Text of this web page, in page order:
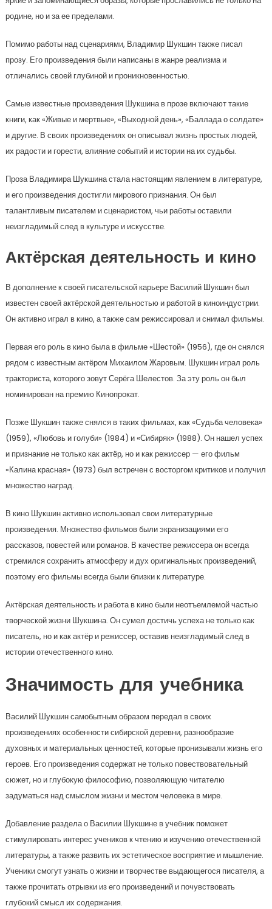
родине, но и за ее пределами.
Помимо работы над сценариями, Владимир Шукшин также писал
прозу. Его произведения были написаны в жанре реализма и
отличались своей глубиной и проникновенностью.
Самые известные произведения Шукшина в прозе включают такие
книги, как «Живые и мертвые», «Выходной день», «Баллада о солдате»
и другие. В своих произведениях он описывал жизнь простых людей,
их радости и горести, влияние событий и истории на их судьбы.
Проза Владимира Шукшина стала настоящим явлением в литературе,
и его произведения достигли мирового признания. Он был
талантливым писателем и сценаристом, чьи работы оставили
неизгладимый след в культуре и искусстве.
Актёрская деятельность и кино
В дополнение к своей писательской карьере Василий Шукшин был
известен своей актёрской деятельностью и работой в киноиндустрии.
Он активно играл в кино, а также сам режиссировал и снимал фильмы.
Первая его роль в кино была в фильме «Шестой» (1956), где он снялся
рядом с известным актёром Михаилом Жаровым. Шукшин играл роль
тракториста, которого зовут Серёга Шелестов. За эту роль он был
номинирован на премию Кинопрокат.
Позже Шукшин также снялся в таких фильмах, как «Судьба человека»
(1959), «Любовь и голуби» (1984) и «Сибиряк» (1988). Он нашел успех
и признание не только как актёр, но и как режиссер — его фильм
«Калина красная» (1973) был встречен с восторгом критиков и получил
множество наград.
В кино Шукшин активно использовал свои литературные
произведения. Множество фильмов были экранизациями его
рассказов, повестей или романов. В качестве режиссера он всегда
стремился сохранить атмосферу и дух оригинальных произведений,
поэтому его фильмы всегда были близки к литературе.
Актёрская деятельность и работа в кино были неотъемлемой частью
творческой жизни Шукшина. Он сумел достичь успеха не только как
писатель, но и как актёр и режиссер, оставив неизгладимый след в
истории отечественного кино.
Значимость для учебника
Василий Шукшин самобытным образом передал в своих
произведениях особенности сибирской деревни, разнообразие
духовных и материальных ценностей, которые пронизывали жизнь его
героев. Его произведения содержат не только повествовательный
сюжет, но и глубокую философию, позволяющую читателю
задуматься над смыслом жизни и местом человека в мире.
Добавление раздела о Василии Шукшине в учебник поможет
стимулировать интерес учеников к чтению и изучению отечественной
литературы, а также развить их эстетическое восприятие и мышление.
Ученики смогут узнать о жизни и творчестве выдающегося писателя, а
также прочитать отрывки из его произведений и почувствовать
глубокий смысл их содержания.